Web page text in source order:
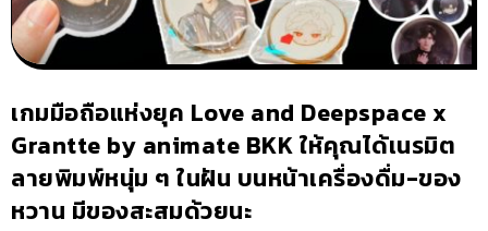
เกมมือถือแห่งยุค Love and Deepspace x
Grantte by animate BKK ให้คุณได้เนรมิต
ลายพิมพ์หนุ่ม ๆ ในฝัน บนหน้าเครื่องดื่ม-ของ
หวาน มีของสะสมด้วยนะ